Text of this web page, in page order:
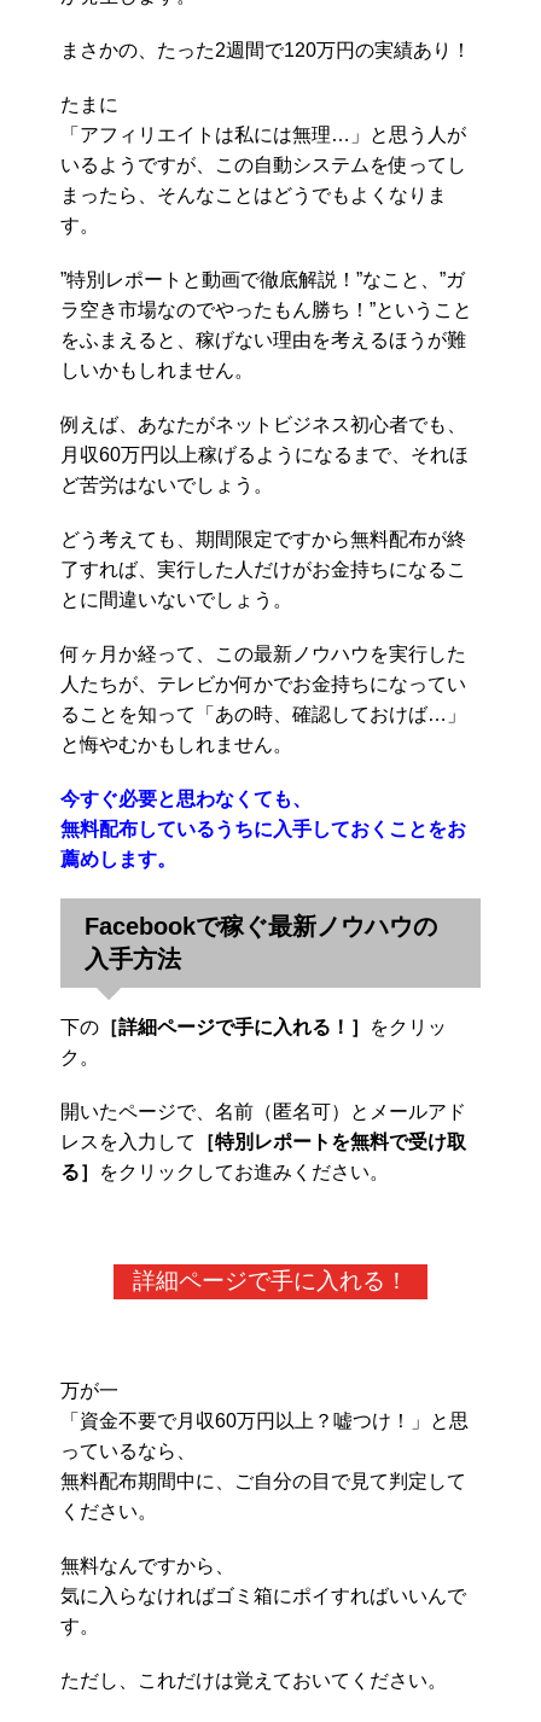
まさかの、たった2週間で120万円の実績あり！
たまに
「アフィリエイトは私には無理…」と思う人が
いるようですが、この自動システムを使ってし
まったら、そんなことはどうでもよくなりま
す。
”特別レポートと動画で徹底解説！”なこと、”ガ
ラ空き市場なのでやったもん勝ち！”ということ
をふまえると、稼げない理由を考えるほうが難
しいかもしれません。
例えば、あなたがネットビジネス初心者でも、
月収60万円以上稼げるようになるまで、それほ
ど苦労はないでしょう。
どう考えても、期間限定ですから無料配布が終
了すれば、実行した人だけがお金持ちになるこ
とに間違いないでしょう。
何ヶ月か経って、この最新ノウハウを実行した
人たちが、テレビか何かでお金持ちになってい
ることを知って「あの時、確認しておけば…」
と悔やむかもしれません。
今すぐ必要と思わなくても、
無料配布しているうちに入手しておくことをお
薦めします。
Facebookで稼ぐ最新ノウハウの
入手方法
下の ［詳細ページで手に入れる！］
をクリッ
ク。
開いたページで、名前（匿名可）とメールアド
レスを入力して
［特別レポートを無料で受け取
る］
をクリックしてお進みください。
詳細ページで手に入れる！
万が一
「資金不要で月収60万円以上？嘘つけ！」と思
っているなら、
無料配布期間中に、ご自分の目で見て判定して
ください。
無料なんですから、
気に入らなければゴミ箱にポイすればいいんで
す。
ただし、これだけは覚えておいてください。